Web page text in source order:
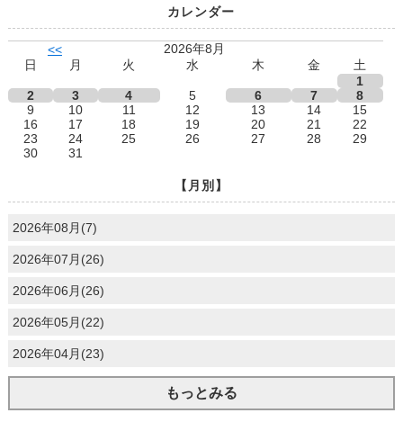
カレンダー
<<
2026年8月
日
月 火 水 木 金
土
1
2
3 4 5 6 7
8
9
10 11 12 13 14
15
16
17 18 19 20 21
22
23
24 25 26 27 28
29
30
31
【月別】
2026年08月(7)
2026年07月(26)
2026年06月(26)
2026年05月(22)
2026年04月(23)
もっとみる